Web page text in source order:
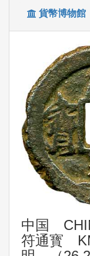
貨幣博物館
中国
符通寳